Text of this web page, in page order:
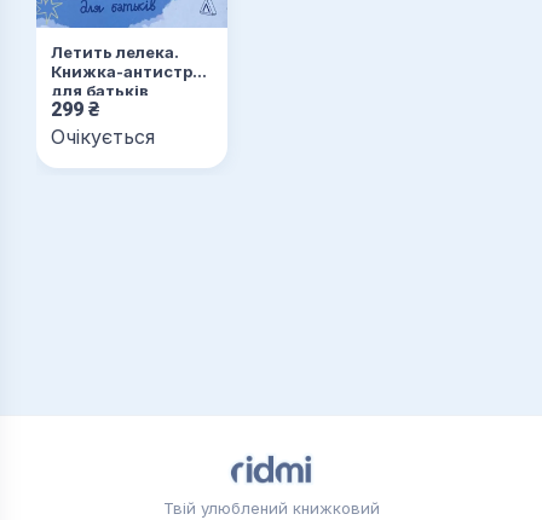
Летить лелека.
Книжка-антистрес
для батьків
299 ₴
Очікується
Твій улюблений книжковий